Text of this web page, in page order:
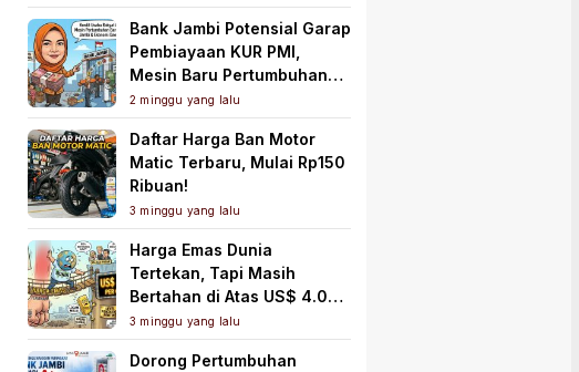
Bank Jambi Potensial Garap
Pembiayaan KUR PMI,
Mesin Baru Pertumbuhan
Ekonomi Daerah
2 minggu yang lalu
Daftar Harga Ban Motor
Matic Terbaru, Mulai Rp150
Ribuan!
3 minggu yang lalu
Harga Emas Dunia
Tertekan, Tapi Masih
Bertahan di Atas US$ 4.000
per Ons Troi
3 minggu yang lalu
Dorong Pertumbuhan